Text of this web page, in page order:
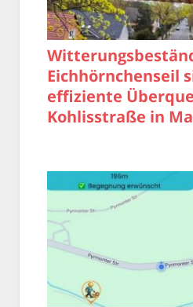
Eichhörnchenseil
effiziente
Kohlisstraße in